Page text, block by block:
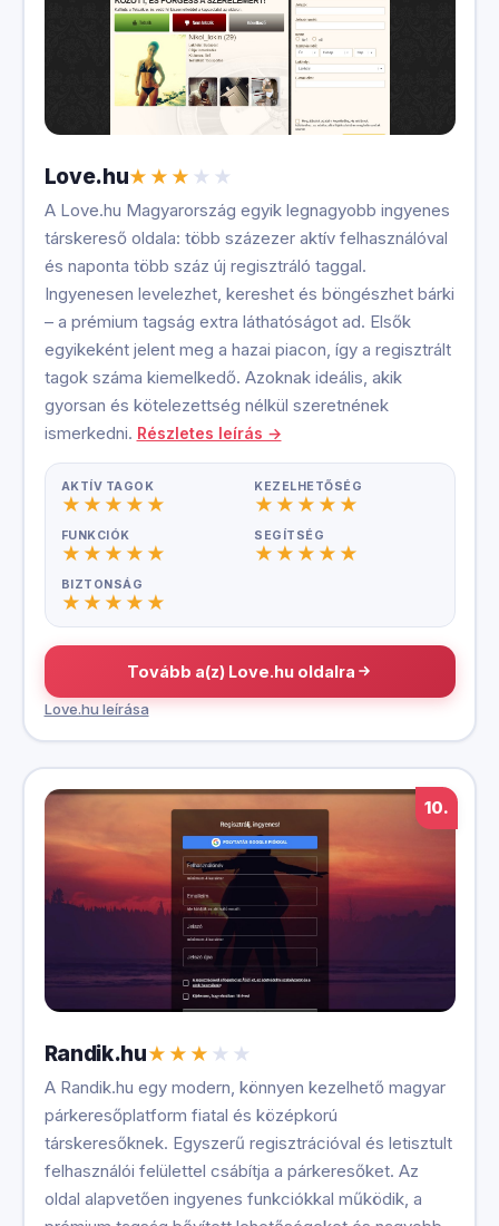
Love.hu
A Love.hu Magyarország egyik legnagyobb ingyenes
társkereső oldala: több százezer aktív felhasználóval
és naponta több száz új regisztráló taggal.
Ingyenesen levelezhet, kereshet és böngészhet bárki
– a prémium tagság extra láthatóságot ad. Elsők
egyikeként jelent meg a hazai piacon, így a regisztrált
tagok száma kiemelkedő. Azoknak ideális, akik
gyorsan és kötelezettség nélkül szeretnének
ismerkedni. Részletes leírás →
AKTÍV TAGOK KEZELHETŐSÉG
FUNKCIÓK SEGÍTSÉG
BIZTONSÁG
Tovább a(z) Love.hu oldalra
Love.hu leírása
10.
Randik.hu
A Randik.hu egy modern, könnyen kezelhető magyar
párkeresőplatform fiatal és középkorú
társkeresőknek. Egyszerű regisztrációval és letisztult
felhasználói felülettel csábítja a párkeresőket. Az
oldal alapvetően ingyenes funkciókkal működik, a